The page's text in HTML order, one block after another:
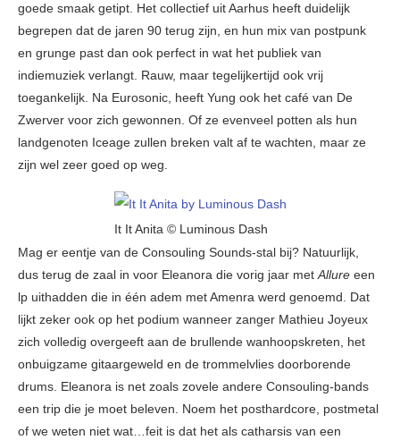
goede smaak getipt. Het collectief uit Aarhus heeft duidelijk
begrepen dat de jaren 90 terug zijn, en hun mix van postpunk
en grunge past dan ook perfect in wat het publiek van
indiemuziek verlangt. Rauw, maar tegelijkertijd ook vrij
toegankelijk. Na Eurosonic, heeft Yung ook het café van De
Zwerver voor zich gewonnen. Of ze evenveel potten als hun
landgenoten Iceage zullen breken valt af te wachten, maar ze
zijn wel zeer goed op weg.
It It Anita © Luminous Dash
Mag er eentje van de Consouling Sounds-stal bij? Natuurlijk,
dus terug de zaal in voor Eleanora die vorig jaar metAllure een
lp uithadden die in één adem met Amenra werd genoemd. Dat
lijkt zeker ook op het podium wanneer zanger Mathieu Joyeux
zich volledig overgeeft aan de brullende wanhoopskreten, het
onbuigzame gitaargeweld en de trommelvlies doorborende
drums. Eleanora is net zoals zovele andere Consouling-bands
een trip die je moet beleven. Noem het posthardcore, postmetal
of we weten niet wat…feit is dat het als catharsis van een